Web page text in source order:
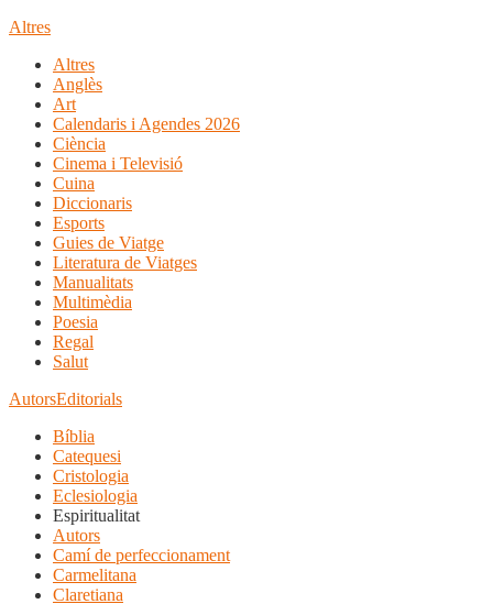
Altres
Altres
Anglès
Art
Calendaris i Agendes 2026
Ciència
Cinema i Televisió
Cuina
Diccionaris
Esports
Guies de Viatge
Literatura de Viatges
Manualitats
Multimèdia
Poesia
Regal
Salut
AutorsEditorials
Bíblia
Catequesi
Cristologia
Eclesiologia
Espiritualitat
Autors
Camí de perfeccionament
Carmelitana
Claretiana